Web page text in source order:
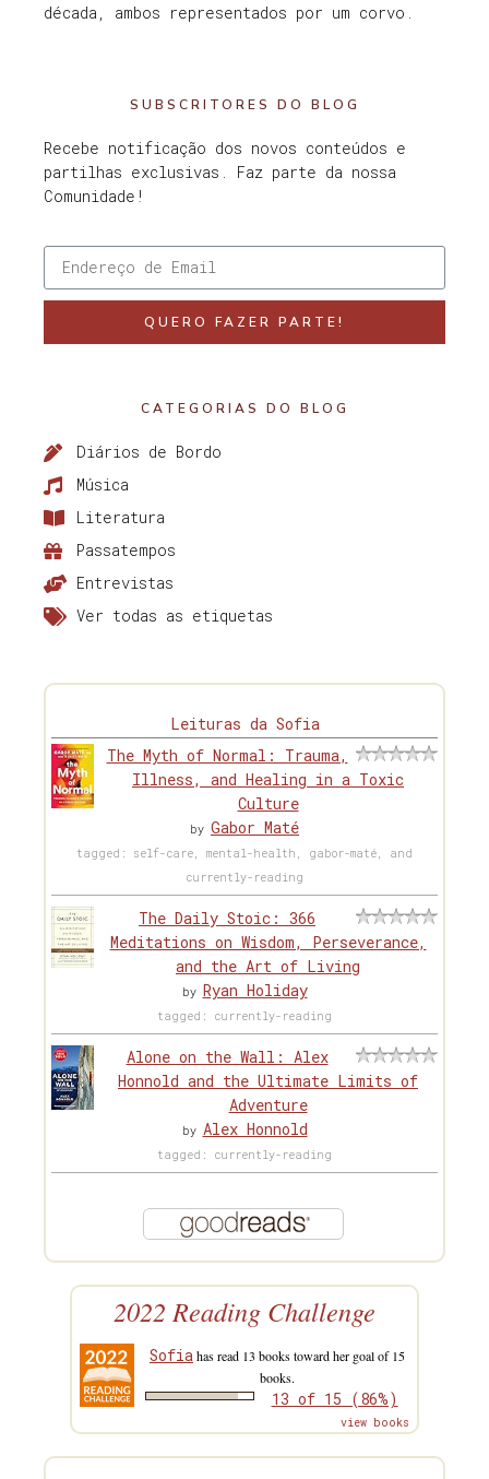
década, ambos representados por um corvo.
SUBSCRITORES DO BLOG
Recebe notificação dos novos conteúdos e
partilhas exclusivas. Faz parte da nossa
Comunidade!
QUERO FAZER PARTE!
CATEGORIAS DO BLOG
Diários de Bordo
Música
Literatura
Passatempos
Entrevistas
Ver todas as etiquetas
Leituras da Sofia
The Myth of Normal: Trauma,
Illness, and Healing in a Toxic
Culture
by Gabor Maté
tagged: self-care, mental-health, gabor-maté, and
currently-reading
The Daily Stoic: 366
Meditations on Wisdom, Perseverance,
and the Art of Living
by Ryan Holiday
tagged: currently-reading
Alone on the Wall: Alex
Honnold and the Ultimate Limits of
Adventure
by Alex Honnold
tagged: currently-reading
2022 Reading Challenge
Sofiahas read 13 books toward her goal of 15
books.
13 of 15 (86%)
view books